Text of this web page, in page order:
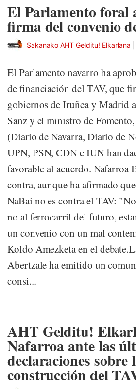
El Parlamento foral
firma del convenio
Sakanako AHT Gelditu! Elkarlana
El Parlamento navarro ha
de financiación del TAV, que
gobiernos de Iruñea y Madrid
Sanz y el ministro de
(Diario de Navarra, Diario de
UPN, PSN, CDN e IUN han
favorable al acuerdo. Nafarroa
contra, aunque ha afirmado
NaBai no es contra el TAV:
no al ferrocarril del futuro,
un convenio con un mal
Koldo Amezketa en el
Abertzale ha emitido un
consi...
AHT Gelditu!
Nafarroa ante las
declaraciones sobre
construcción del